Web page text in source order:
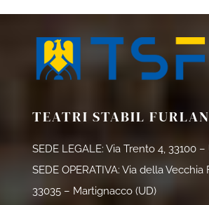
TEATRI STABIL FURLAN
SEDE LEGALE: Via Trento 4, 33100
SEDE OPERATIVA: Via della Vecchia
33035 – Martignacco (UD)